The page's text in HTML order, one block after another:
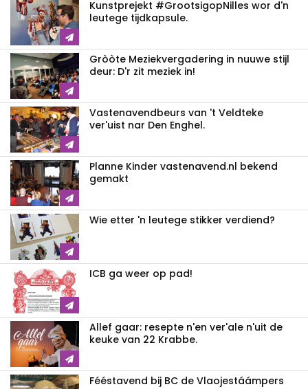
Kunstprejekt #GrootsigopNilles wor d'n
leutege tijdkapsule.
Gròòte Meziekvergadering in nuuwe stijl
deur: D'r zit meziek in!
Vastenavendbeurs van 't Veldteke
ver'uist nar Den Enghel.
Planne Kinder vastenavend.nl bekend
gemakt
Wie etter 'n leutege stikker verdiend?
ICB ga weer op pad!
Allef gaar: resepte n'en ver'ale n'uit de
keuke van 22 Krabbe.
Fééstavend bij BC de Vlaojestáámpers